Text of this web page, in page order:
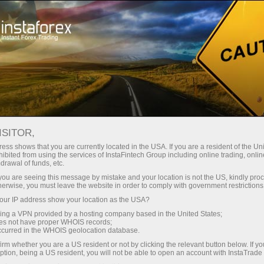
открытие счета Торговая платформа
Начинающим Партнерам Сервисы
«Свежак»
не делать. Все что вы скажете и все что вы
и нежелание платить столько, сколько США
и то же самое способен сделать юань, ведь
цепочку поставок электромобилей и
на долю которых приходится треть импорта
shows that you are currently located in the USA. If you are a resident of the
from using the services of InstaFintech Group including online trading,
of funds, etc.
are seeing this message by mistake and your location is not the US, kindly
you must leave the website in order to comply with government
IP address show your location as the USA?
a VPN provided by a hosting company based in the United States;
not have proper WHOIS records;
in the WHOIS geolocation database.
whether you are a US resident or not by clicking the relevant button below. If
being a US resident, you will not be able to open an account with InstaTrade